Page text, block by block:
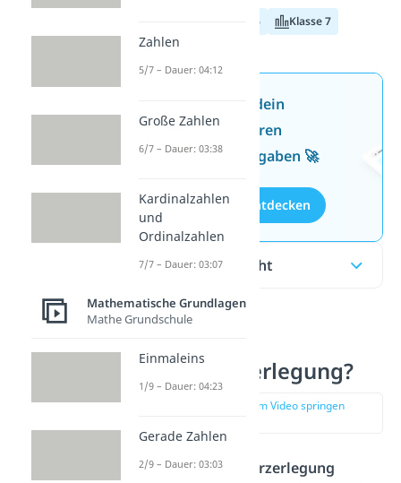
Klasse 6 Klasse 7
Jetzt neu: Teste dein
Wissen mit unseren
kostenlosen Aufgaben 🚀
Aufgaben entdecken
Inhaltsübersicht
Was ist eine
Primfaktorzerlegung?
zur Stelle im Video springen
Bei einerPrimfaktorzerlegung
Zahlen
5/7 – Dauer: 04:12
Große Zahlen
6/7 – Dauer: 03:38
Kardinalzahlen
und
Ordinalzahlen
7/7 – Dauer: 03:07
Mathematische Grundlagen
Mathe Grundschule
Einmaleins
1/9 – Dauer: 04:23
Gerade Zahlen
2/9 – Dauer: 03:03